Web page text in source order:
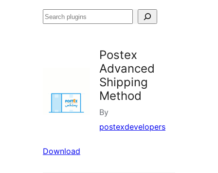
Search
Postex
Advanced
Shipping
Method
By
postexdevelopers
Download